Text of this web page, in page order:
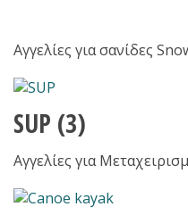
Αγγελίες για σανίδες
SUP (3)
Αγγελίες για